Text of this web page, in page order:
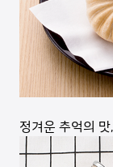
정겨운 추억의